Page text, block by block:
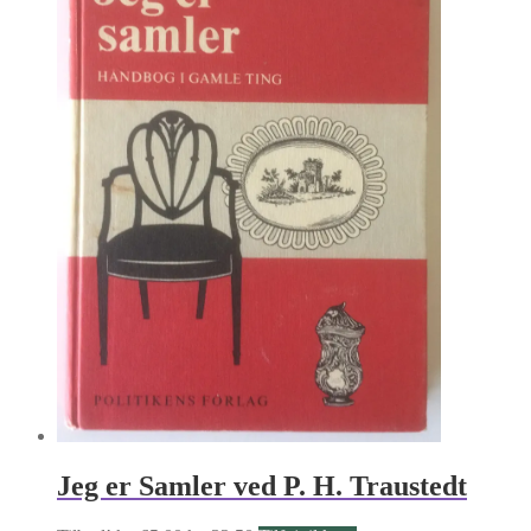
kr. 80.00.
Jeg er Samler ved P. H. Traustedt